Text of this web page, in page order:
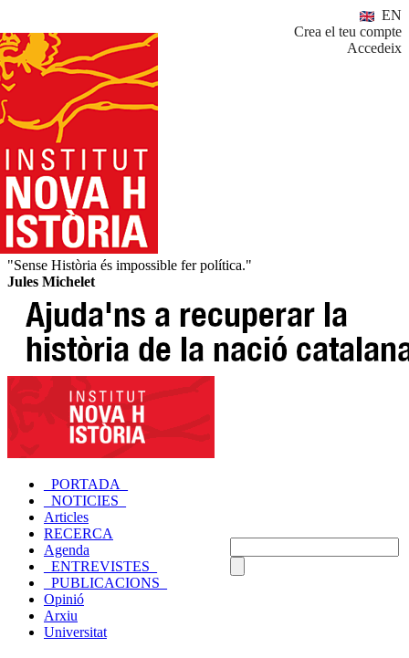
EN
Crea el teu compte
Accedeix
"Sense Història és impossible fer política."
Jules Michelet
_PORTADA_
_NOTICIES_
Articles
RECERCA
Agenda
_ENTREVISTES_
_PUBLICACIONS_
Opinió
Arxiu
Universitat